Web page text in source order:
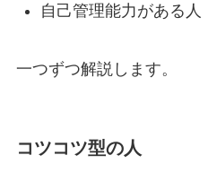
自己管理能力がある人
一つずつ解説します。
コツコツ型の人